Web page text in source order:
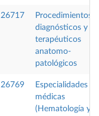
26717
Procedimientos
diagnósticos y
terapéuticos
anatomo-
patológicos
26769
Especialidades
médicas
(Hematología y